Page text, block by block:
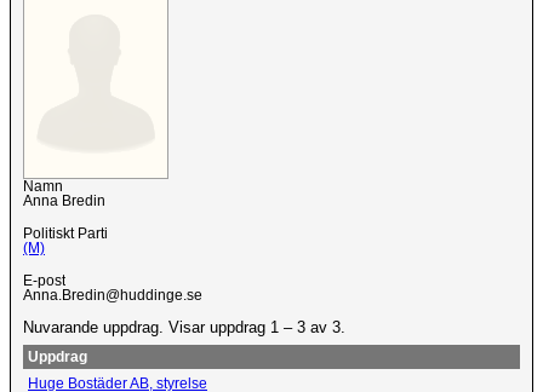
Namn
Anna Bredin
Politiskt Parti
(M)
E-post
Anna.Bredin@huddinge.se
Nuvarande uppdrag. Visar uppdrag 1 – 3 av 3.
Uppdrag
Huge Bostäder AB, styrelse